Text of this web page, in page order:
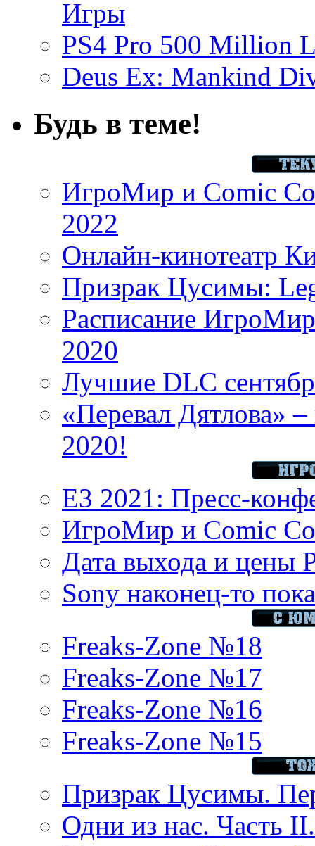
Игры
PS4 Pro 500 Million
Deus Ex: Mankind
Будь в теме!
ИгроМир и Comic
2022
Онлайн-кинотеатр
Призрак Цусимы:
Расписание
2020
Лучшие DLC
«Перевал Дятлова»
2020!
E3 2021: Пресс-
ИгроМир и Comic
Дата выхода и цены
Sony наконец-то
Freaks-Zone №18
Freaks-Zone №17
Freaks-Zone №16
Freaks-Zone №15
Призрак Цусимы.
Одни из нас. Часть